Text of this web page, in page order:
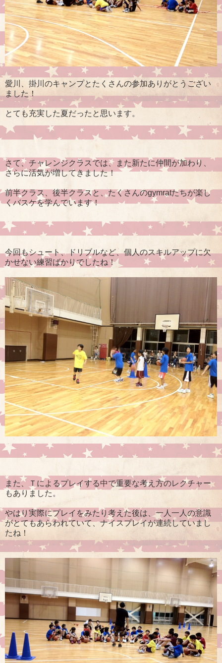
愛川、掛川のキャンプとたくさんの参加ありがとうござい
ました！
とても充実した夏だったと思います。
さて、チャレンジクラスでは、また新たに仲間が加わり、
さらに活気が増してきました！
前半クラス、後半クラスと、たくさんのgymratたちが楽し
くバスケを学んでいます！
今回もシュート、ドリブルなど、個人のスキルアップに欠
かせない練習ばかりでしたね！
また、Ｔによるプレイする中で重要な考え方のレクチャー
もありました。
やはり実際にプレイをみたり考えた後は、一人一人の意識
がとてもあらわれていて、ナイスプレイが連続していまし
たね！